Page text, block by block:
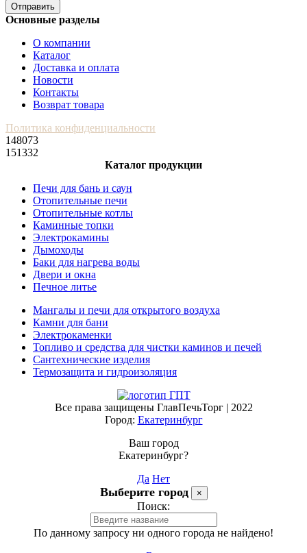
Отправить
Основные разделы
О компании
Каталог
Доставка и оплата
Новости
Контакты
Возврат товара
Политика конфиденциальности
148073
151332
Каталог продукции
Печи для бань и саун
Отопительные печи
Отопительные котлы
Каминные топки
Электрокамины
Дымоходы
Баки для нагрева воды
Двери и окна
Печное литье
Мангалы и печи для открытого воздуха
Камни для бани
Электрокаменки
Топливо и средства для чистки каминов и печей
Сантехнические изделия
Термозащита и гидроизоляция
Все права защищены ГлавПечьТорг | 2022
Город: Екатеринбург
Ваш город
Екатеринбург?
Да Нет
Выберите город ×
Поиск:
По данному запросу ни одного города не найдено!